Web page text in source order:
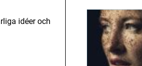
idéer och
och
som inget
medium kan.
fotograf har